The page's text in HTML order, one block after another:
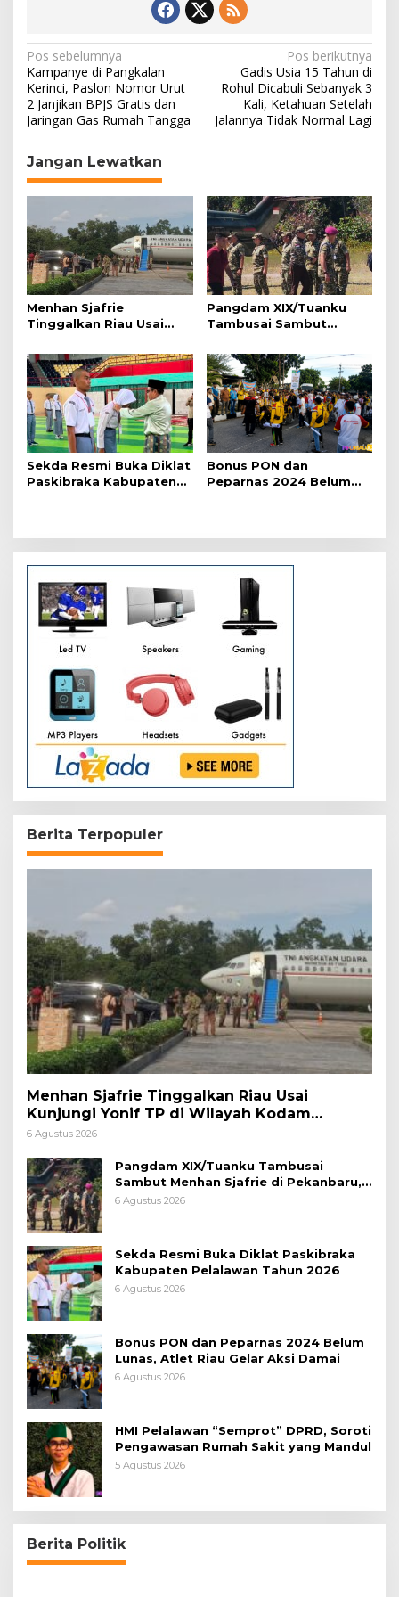
N
a
v
i
g
a
i
p
o
s
Pos sebelumnya
Kampanye di Pangkalan
Kerinci, Paslon Nomor Urut
2 Janjikan BPJS Gratis dan
Jaringan Gas Rumah Tangga
Pos berikutnya
Gadis Usia 15 Tahun di
Rohul Dicabuli Sebanyak 3
Kali, Ketahuan Setelah
Jalannya Tidak Normal Lagi
Jangan Lewatkan
Menhan Sjafrie
Tinggalkan Riau Usai
Wilayah Kodam
XIX/Tuanku Tambusai
Pangdam XIX/Tuanku
Tambusai Sambut
Pekanbaru, Ada Agenda
Penting
Sekda Resmi Buka Diklat
Paskibraka Kabupaten
Bonus PON dan
Peparnas 2024 Belum
Berita Terpopuler
Menhan Sjafrie Tinggalkan Riau Usai
Kunjungi Yonif TP di Wilayah Kodam
XIX/Tuanku Tambusai
6 Agustus 2026
Pangdam XIX/Tuanku Tambusai
Sambut Menhan Sjafrie di Pekanbaru,
Ada Agenda Penting
6 Agustus 2026
Sekda Resmi Buka Diklat Paskibraka
Kabupaten Pelalawan Tahun 2026
6 Agustus 2026
Bonus PON dan Peparnas 2024 Belum
Lunas, Atlet Riau Gelar Aksi Damai
6 Agustus 2026
HMI Pelalawan “Semprot” DPRD, Soroti
Pengawasan Rumah Sakit yang Mandul
5 Agustus 2026
Berita Politik
PPNI Pelalawan Punya Pengurus Baru, Ini
Pesan Tegas Wabup Husni Tamrin
Di Riau, Headline, Pelalawan, Politik